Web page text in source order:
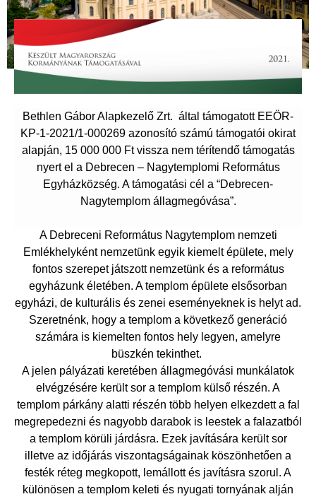
Bethlen Gábor Alapkezelő Zrt. által támogatott EEÖR-
KP-1-2021/1-000269 azonosító számú támogatói okirat
alapján, 15 000 000 Ft vissza nem térítendő támogatás
nyert el a Debrecen – Nagytemplomi Református
Egyházközség. A támogatási cél a “Debrecen-
Nagytemplom állagmegóvása”.
A Debreceni Református Nagytemplom nemzeti
Emlékhelyként nemzetünk egyik kiemelt épülete, mely
fontos szerepet játszott nemzetünk és a református
egyházunk életében. A templom épülete elsősorban
egyházi, de kulturális és zenei eseményeknek is helyt ad.
Szeretnénk, hogy a templom a következő generáció
számára is kiemelten fontos hely legyen, amelyre
büszkén tekinthet.
A jelen pályázati keretében állagmegóvási munkálatok
elvégzésére került sor a templom külső részén. A
templom párkány alatti részén több helyen elkezdett a fal
megrepedezni és nagyobb darabok is leestek a falazatból
a templom körüli járdásra. Ezek javítására került sor
illetve az időjárás viszontagságainak köszönhetően a
festék réteg megkopott, lemállott és javításra szorul. A
különösen a templom keleti és nyugati tornyának alján